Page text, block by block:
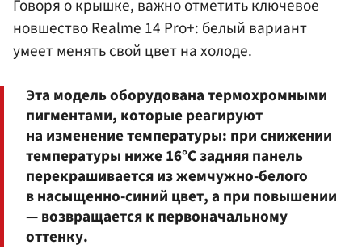
Говоря о крышке, важно отметить ключевое
новшество Realme 14 Pro+: белый вариант
умеет менять свой цвет на холоде.
Эта модель оборудована термохромными
пигментами, которые реагируют
на изменение температуры: при снижении
температуры ниже 16°C задняя панель
перекрашивается из жемчужно-белого
в насыщенно-синий цвет, а при повышении
— возвращается к первоначальному
оттенку.